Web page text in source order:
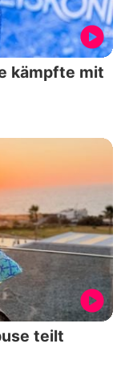
kämpfte mit
teilt